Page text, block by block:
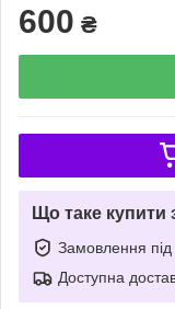
600 ₴
Що таке купити
Замовлення під
Доступна